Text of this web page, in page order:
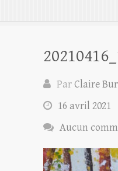
ParClaire
16 avril 2021
Aucun